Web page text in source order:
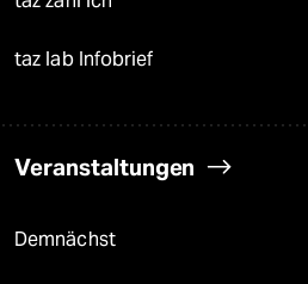
taz lab Infobrief
Veranstaltungen
Demnächst